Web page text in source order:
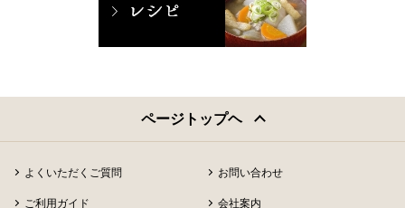
ページトップヘ
よくいただくご質問 お問い合わせ
ご利用ガイド 会社案内